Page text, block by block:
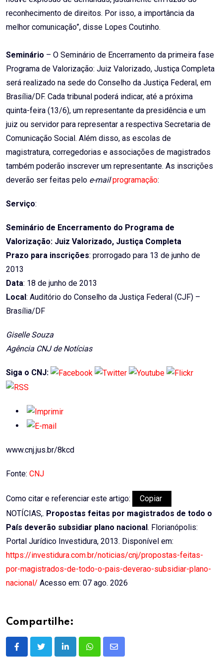
reconhecimento de direitos. Por isso, a importância da
melhor comunicação”, disse Lopes Coutinho.
Seminário – O Seminário de Encerramento da primeira fase
Programa de Valorização: Juiz Valorizado, Justiça Completa
será realizado na sede do Conselho da Justiça Federal, em
Brasília/DF. Cada tribunal poderá indicar, até a próxima
quinta-feira (13/6), um representante da presidência e um
juiz ou servidor para representar a respectiva Secretaria de
Comunicação Social. Além disso, as escolas de
magistratura, corregedorias e associações de magistrados
também poderão inscrever um representante. As inscrições
deverão ser feitas pelo e-mail programação:
Serviço:
Seminário de Encerramento do Programa de
Valorização: Juiz Valorizado, Justiça Completa
Prazo para inscrições: prorrogado para 13 de junho de
2013
Data: 18 de junho de 2013
Local : Auditório do Conselho da Justiça Federal (CJF) –
Brasília/DF
Giselle Souza
Agência CNJ de Notícias
Siga o CNJ:
www.cnj.jus.br/8kcd
Fonte: CNJ
Como citar e referenciar este artigo:
Copiar
NOTÍCIAS,. Propostas feitas por magistrados de todo o
País deverão subsidiar plano nacional. Florianópolis:
Portal Jurídico Investidura, 2013. Disponível em:
https://investidura.com.br/noticias/cnj/propostas-feitas-
por-magistrados-de-todo-o-pais-deverao-subsidiar-plano-
nacional/ Acesso em: 07 ago. 2026
Compartilhe:
LinkedInWhatsappShare